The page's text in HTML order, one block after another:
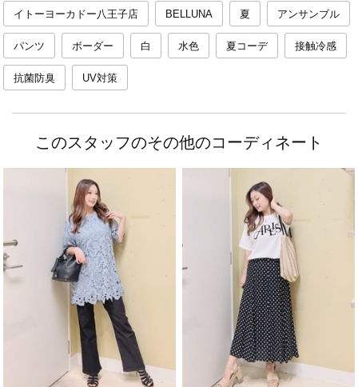
イトーヨーカドー八王子店 BELLUNA 夏 アンサンブル
パンツ ボーダー 白 水色 夏コーデ 接触冷感
抗菌防臭 UV対策
このスタッフのその他のコーディネート